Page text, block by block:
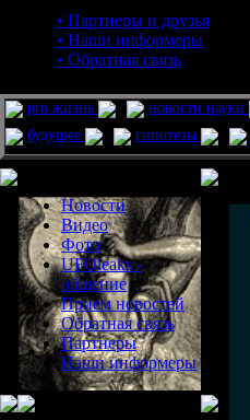
• Партнеры и друзья
• Наши информеры
• Обратная связь
pro жизнь новости науки
будущее
гипотезы
Новости
Видео
Фото
UFOleaks -
общение
Прием новостей
Обратная связь
Партнеры
Наши информеры